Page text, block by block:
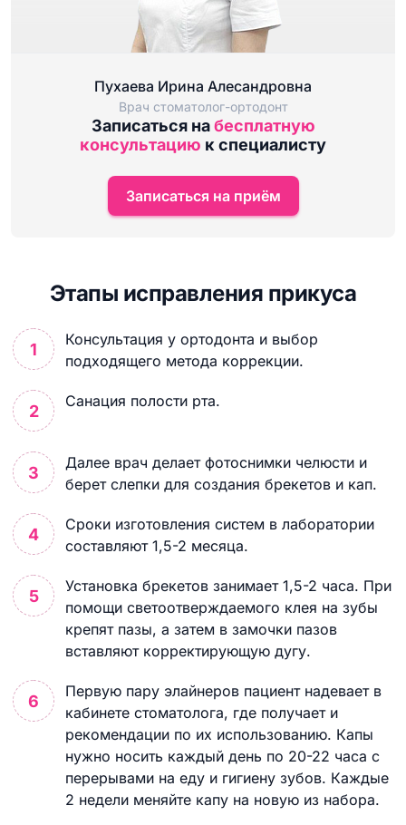
Пухаева Ирина Алесандровна
Врач стоматолог-ортодонт
Записаться набесплатную
консультацию к специалисту
Записаться на приём
Этапы исправления прикуса
Консультация у ортодонта и выбор
подходящего метода коррекции.
Санация полости рта.
Далее врач делает фотоснимки челюсти и
берет слепки для создания брекетов и кап.
Сроки изготовления систем в лаборатории
составляют 1,5-2 месяца.
Установка брекетов занимает 1,5-2 часа. При
помощи светоотверждаемого клея на зубы
крепят пазы, а затем в замочки пазов
вставляют корректирующую дугу.
Первую пару элайнеров пациент надевает в
кабинете стоматолога, где получает и
рекомендации по их использованию. Капы
нужно носить каждый день по 20-22 часа с
перерывами на еду и гигиену зубов. Каждые
2 недели меняйте капу на новую из набора.